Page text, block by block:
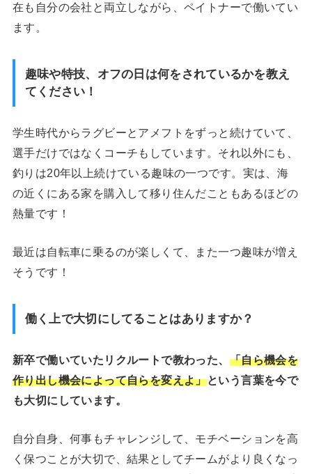
在も自分の会社と両立しながら、ペイトナーで働いてい
ます。
趣味や特技、オフの日は何をされているかを教え
てください！
学生時代からラグビーとアメフトをずっと続けていて、
選手だけではなくコーチもしています。それ以外にも、
釣りは20年以上続けている趣味の一つです。実は、海
の近くにある家を購入して移り住んだこともあるほどの
熱量です！
最近は自転車に乗るのが楽しくて、また一つ趣味が増え
そうです！
働く上で大切にしてることはありますか？
新卒で働いていたリクルートで教わった、 「自ら機会を
作り出し機会によって自らを変えよ」という言葉を今で
も大切にしています。
自分自身、何事もチャレンジして、モチベーションを高
く保つことが大切で、結果としてチームがより良くなっ